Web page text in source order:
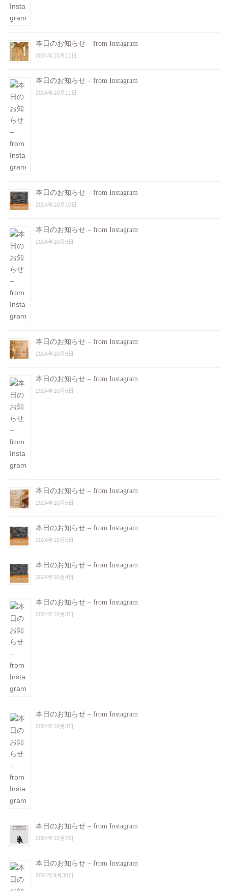
本日のお知らせ – from Instagram
2024年10月11日
本日のお知らせ – from Instagram
2024年10月11日
本日のお知らせ – from Instagram
2024年10月10日
本日のお知らせ – from Instagram
2024年10月9日
本日のお知らせ – from Instagram
2024年10月8日
本日のお知らせ – from Instagram
2024年10月6日
本日のお知らせ – from Instagram
2024年10月5日
本日のお知らせ – from Instagram
2024年10月5日
本日のお知らせ – from Instagram
2024年10月4日
本日のお知らせ – from Instagram
2024年10月3日
本日のお知らせ – from Instagram
2024年10月3日
本日のお知らせ – from Instagram
2024年10月2日
本日のお知らせ – from Instagram
2024年9月30日